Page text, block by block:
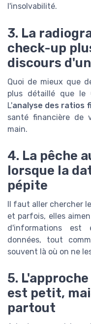
l'insolvabilité.
3. La
check-up
discours
Quoi de mieux que
plus détaillé que le
L'analyse des ratios
santé financière de
main.
4. La pêche
lorsque la
pépite
Il faut aller chercher
et parfois, elles
d'informations est
données, tout
souvent là où on ne
5.
est petit,
partout